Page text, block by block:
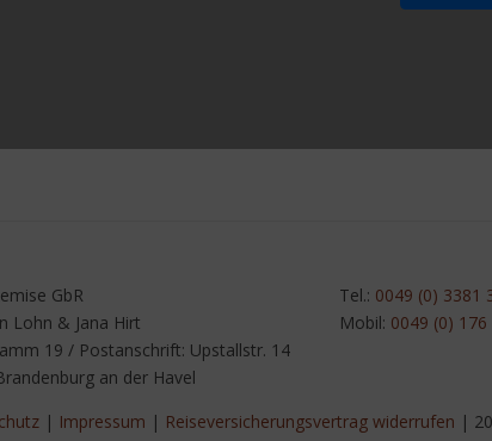
GbR
Lohn & Jana Hirt
19 / Postanschrift: Upstallstr. 14
an der Havel
Tel.: 0049 (0) 3381
Mobil: 0049 (0)
| Impressum | Reiseversicherungsvertrag widerrufen |